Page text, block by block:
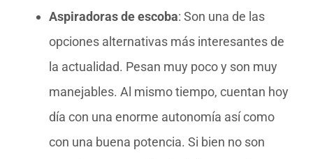
Aspiradoras de escoba: Son una de las
opciones alternativas más interesantes de
la actualidad. Pesan muy poco y son muy
manejables. Al mismo tiempo, cuentan hoy
día con una enorme autonomía así como
con una buena potencia. Si bien no son